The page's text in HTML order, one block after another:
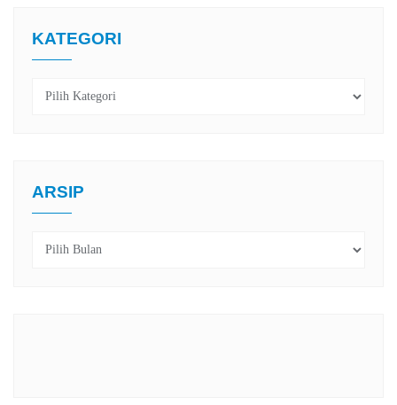
KATEGORI
Kategori
ARSIP
Arsip